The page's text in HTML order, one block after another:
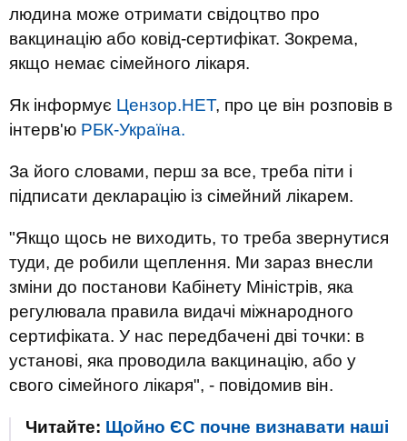
людина може отримати свідоцтво про
вакцинацію або ковід-сертифікат. Зокрема,
якщо немає сімейного лікаря.
Як інформує Цензор.НЕТ, про це він розповів в
інтерв'ю РБК-Україна.
За його словами, перш за все, треба піти і
підписати декларацію із сімейний лікарем.
"Якщо щось не виходить, то треба звернутися
туди, де робили щеплення. Ми зараз внесли
зміни до постанови Кабінету Міністрів, яка
регулювала правила видачі міжнародного
сертифіката. У нас передбачені дві точки: в
установі, яка проводила вакцинацію, або у
свого сімейного лікаря", - повідомив він.
Читайте: Щойно ЄС почне визнавати наші